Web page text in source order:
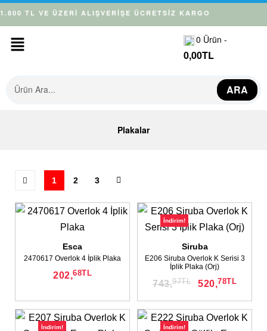
1.800 TL VE ÜZERİ ALIŞVERİŞE ÜCRETSİZ KARGO
0 Ürün -
0,00TL
ARA
Plakalar
1 2 3
Esca
2470617 Overlok 4 İplik Plaka
202,68TL
İndirim!
Siruba
E206 Siruba Overlok K Serisi 3
İplik Plaka (Orj)
743,97TL 520,78TL
İndirim! İndirim!